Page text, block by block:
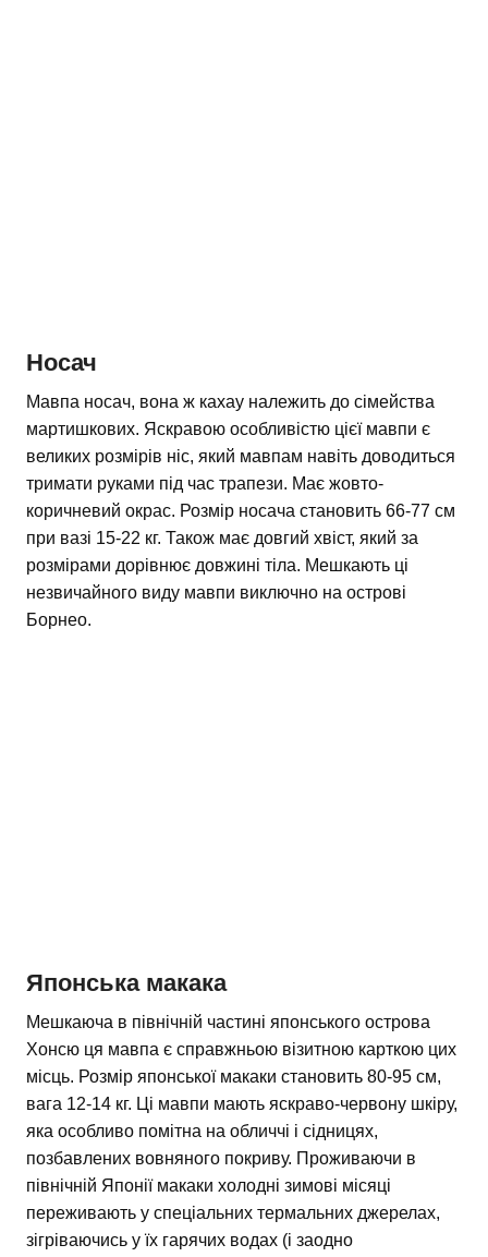
Носач
Мавпа носач, вона ж кахау належить до сімейства
мартишкових. Яскравою особливістю цієї мавпи є
великих розмірів ніс, який мавпам навіть доводиться
тримати руками під час трапези. Має жовто-
коричневий окрас. Розмір носача становить 66-77 см
при вазі 15-22 кг. Також має довгий хвіст, який за
розмірами дорівнює довжині тіла. Мешкають ці
незвичайного виду мавпи виключно на острові
Борнео.
Японська макака
Мешкаюча в північній частині японського острова
Хонсю ця мавпа є справжньою візитною карткою цих
місць. Розмір японської макаки становить 80-95 см,
вага 12-14 кг. Ці мавпи мають яскраво-червону шкіру,
яка особливо помітна на обличчі і сідницях,
позбавлених вовняного покриву. Проживаючи в
північній Японії макаки холодні зимові місяці
переживають у спеціальних термальних джерелах,
зігріваючись у їх гарячих водах (і заодно